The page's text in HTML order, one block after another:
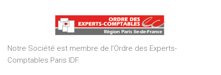
of
5
Notre Société est membre de l’Ordre des Experts-
Comptables Paris IDF.